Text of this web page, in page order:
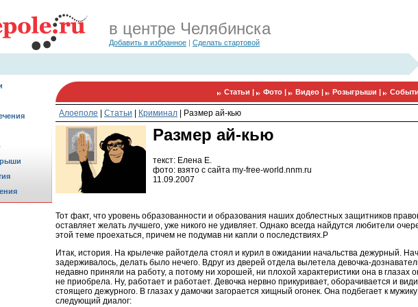
в центре Челябинска
Добавить в избранное | Сделать стартовой
Статьи | Фото | Видео | Розыгрыши |
Алоеполе Статьи Криминал Размер ай-кью
Размер ай-кью
текст: Елена Е.
фото: взято с сайта my-free-world.nnm.ru
11.09.2007
Тот факт, что уровень образованности и образования наших доблестных защитников
оставляет желать лучшего, уже никого не удивляет. Однако всегда найдутся любители
этой теме проехаться, причем не подумав ни капли о последствиях.P
Итак, история. На крылечке райотдела стоял и курил в ожидании начальства дежурный.
задерживалось, делать было нечего. Вдруг из дверей отдела вылетела девочка-
недавно приняли на работу, а потому ни хорошей, ни плохой характеристики она в глазах
не приобрела. Ну, работает и работает. Девочка нервно прикуривает, оборачивается и
стоящего дежурного. В глазах у дамочки загорается хищный огонек. Она подбегает к
следующий диалог: